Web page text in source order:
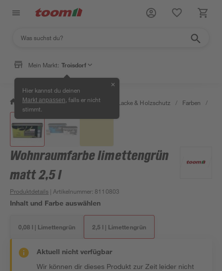
Mein Markt: Troisdorf
Hier kannst du deinen
Markt anpassen , falls er nicht
stimmt.
✕
/ Bauen & Renovieren / Farben, Lacke & Holzschutz / Farben /
Wohnraumfarbe limettengrün
matt 2,5 l
Produktdetails | Artikelnummer: 8110803
Inhalt und Farbe auswählen
0,08 l | Limettengrün 2,5 l | Limettengrün
Aktuell nicht verfügbar
Wir können dir dieses Produkt zur Zeit leider nicht